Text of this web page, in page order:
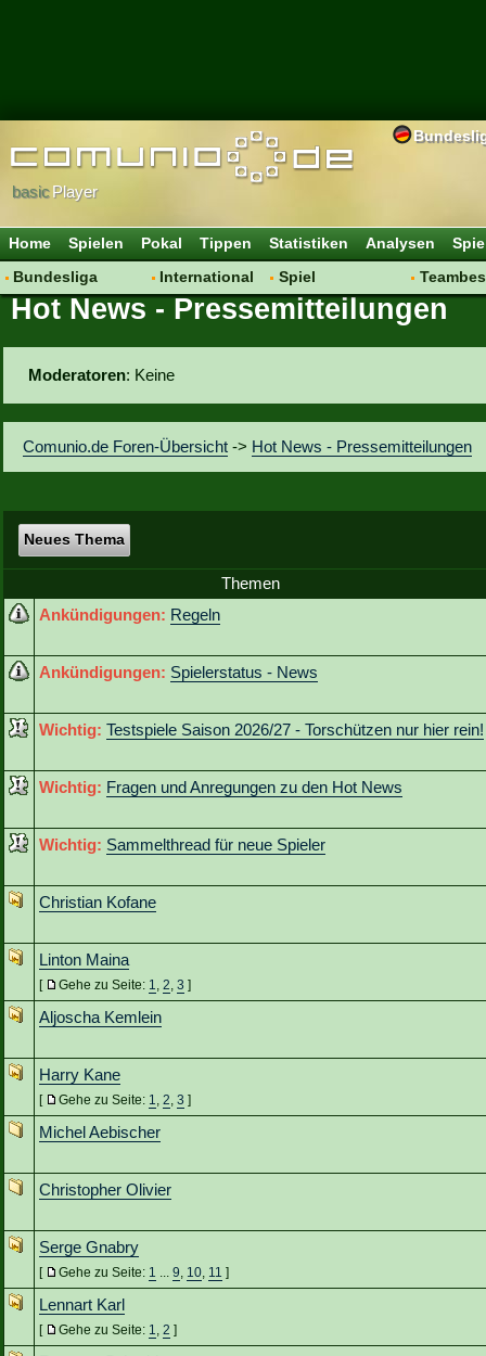
basicPlayer
Home Spielen Pokal Tippen Statistiken Analysen
Bundesliga
Hot News
Spielanalyse
Vereinsfragen
International
Vereine
Spiel
Regeln & Tipps
Hot News - Pressemitteilungen
Moderatoren: Keine
Comunio.de Foren-Übersicht -> Hot News - Pressemitteilungen
Neues Thema
Themen
Ankündigungen: Regeln
Ankündigungen: Spielerstatus - News
Wichtig: Testspiele Saison 2026/27 - Torschützen nur hier rein!
Wichtig: Fragen und Anregungen zu den Hot News
Wichtig: Sammelthread für neue Spieler
Christian Kofane
Linton Maina
[ Gehe zu Seite: 1, 2, 3 ]
Aljoscha Kemlein
Harry Kane
[ Gehe zu Seite: 1, 2, 3 ]
Michel Aebischer
Christopher Olivier
Serge Gnabry
[ Gehe zu Seite: 1 ... 9, 10, 11 ]
Lennart Karl
[ Gehe zu Seite: 1, 2 ]